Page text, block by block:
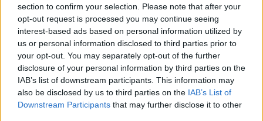
section to confirm your selection. Please note that after your
opt-out request is processed you may continue seeing
interest-based ads based on personal information utilized by
us or personal information disclosed to third parties prior to
your opt-out. You may separately opt-out of the further
disclosure of your personal information by third parties on the
IAB’s list of downstream participants. This information may
also be disclosed by us to third parties on the IAB’s List of
Downstream Participants that may further disclose it to other
0 - 0
Squalificato 0 - 0%
Infortunato 0 - 0
Inutilizzato 9 - 23%